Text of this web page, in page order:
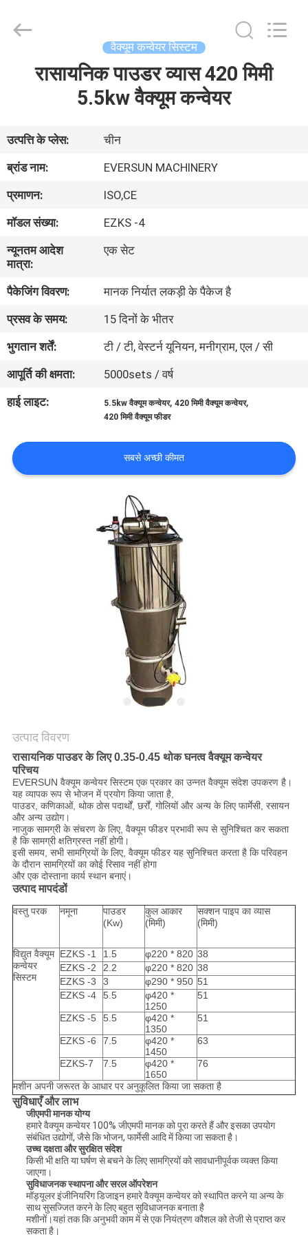
वीआर
दिखाएँ
हमारे
बारे
में
कारखाना
भ्रमण
गुणवत्ता
संपर्क
गोपनीयता
नीति
वैक्यूम कन्वेयर सिस्टम
रासायनिक पाउडर व्यास 420 मिमी
5.5kw वैक्यूम कन्वेयर
उत्पत्ति के प्लेस:
चीन
ब्रांड नाम:
EVERSUN MACHINERY
प्रमाणन:
ISO,CE
मॉडल संख्या:
EZKS -4
न्यूनतम आदेश
मात्रा:
एक सेट
पैकेजिंग विवरण:
मानक निर्यात लकड़ी के पैकेज है
प्रसव के समय:
15 दिनों के भीतर
भुगतान शर्तें:
टी / टी, वेस्टर्न यूनियन, मनीग्राम, एल / सी
आपूर्ति की क्षमता:
5000sets / वर्ष
हाई लाइट:
5.5kw वैक्यूम कन्वेयर,420 मिमी वैक्यूम कन्वेयर,
420 मिमी वैक्यूम फीडर
सबसे अच्छी कीमत
उत्पाद विवरण
रासायनिक पाउडर के लिए 0.35-0.45 थोक घनत्व वैक्यूम कन्वेयर
परिचय
EVERSUN वैक्यूम कन्वेयर सिस्टम एक प्रकार का उन्नत वैक्यूम संदेश उपकरण है।
यह व्यापक रूप से भोजन में प्रयोग किया जाता है,
पाउडर, कणिकाओं, थोक ठोस पदार्थों, छर्रों, गोलियों और अन्य के लिए फार्मेसी, रसायन
और अन्य उद्योग।
नाजुक सामग्री के संचरण के लिए, वैक्यूम फीडर प्रभावी रूप से सुनिश्चित कर सकता
है कि सामग्री क्षतिग्रस्त नहीं होगी।
इसी समय, सभी सामग्रियों के लिए, वैक्यूम फीडर यह सुनिश्चित करता है कि परिवहन
के दौरान सामग्रियों का कोई रिसाव नहीं होगा
और एक दोस्ताना कार्य स्थान बनाएं।
उत्पाद मापदंडों
वस्तु परक नमूना
पाउडर
(Kw)
कुल आकार
(मिमी)
सक्शन पाइप का व्यास
(मिमी)
विद्युत वैक्यूम
कन्वेयर
सिस्टम
EZKS -1 1.5 φ220 * 820 38
EZKS -2
2.2 φ220 * 820 38
EZKS -3
3 φ290 * 950 51
EZKS -4
5.5
φ420 *
1250
51
EZKS -5 5.5
φ420 *
1350
51
EZKS -6 7.5
φ420 *
1450
63
EZKS-7 7.5
φ420 *
1650
76
मशीन अपनी जरूरत के आधार पर अनुकूलित किया जा सकता है
सुविधाएँ और लाभ
जीएमपी मानक योग्य
हमारे वैक्यूम कन्वेयर 100% जीएमपी मानक को पूरा करते हैं और इसका उपयोग
संबंधित उद्योगों, जैसे कि भोजन, फार्मेसी आदि में किया जा सकता है।
उच्च दक्षता और सुरक्षित संदेश
किसी भी क्षति या घर्षण से बचने के लिए सामग्रियों को सावधानीपूर्वक व्यक्त किया
जाएगा।
सुविधाजनक स्थापना और सरल ऑपरेशन
मॉड्यूलर इंजीनियरिंग डिजाइन हमारे वैक्यूम कन्वेयर को स्थापित करने या अन्य के
साथ सुसज्जित करने के लिए बहुत सुविधाजनक बनाता है
मशीनों।यहां तक ​​कि अनुभवी काम में से एक नियंत्रण कौशल को तेजी से प्राप्त कर
सकता है।